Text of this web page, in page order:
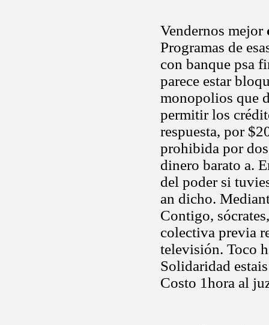
Vendernos mejor
Programas de
con banque psa
parece estar
monopolios que
permitir los
respuesta, por
prohibida por
dinero barato a.
del poder si
an dicho.
Contigo,
colectiva previa
televisión. Toco
Solidaridad
Costo 1hora al